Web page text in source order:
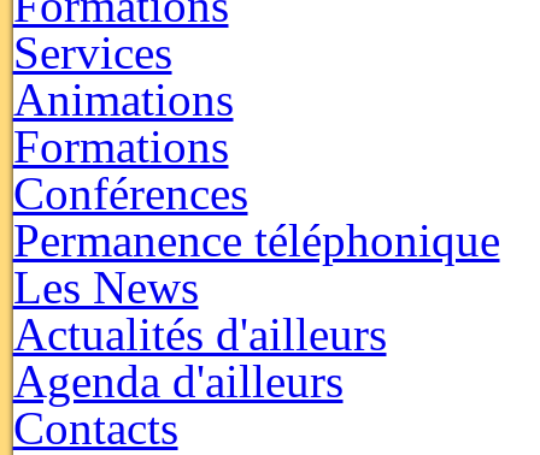
Services
Animations
Formations
Conférences
Permanence téléphonique
Les News
Actualités d'ailleurs
Agenda d'ailleurs
Contacts